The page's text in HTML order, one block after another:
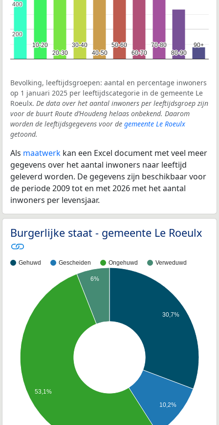
10-20
10-20
20-30
20-30
30-40
30-40
40-50
40-50
50-60
50-60
60-70
60-70
70-80
70-80
80-90
80-90
90+
90+
200
200
400
400
Bevolking, leeftijdsgroepen: aantal en percentage inwoners
op 1 januari 2025 per leeftijdscategorie in de gemeente Le
Roeulx. De data over het aantal inwoners per leeftijdsgroep zijn
voor de buurt Route d’Houdeng helaas onbekend. Daarom
worden de leeftijdsgegevens voor de gemeente Le Roeulx
getoond.
Als maatwerk kan een Excel document met veel meer
gegevens over het aantal inwoners naar leeftijd
geleverd worden. De gegevens zijn beschikbaar voor
de periode 2009 tot en met 2026 met het aantal
inwoners per levensjaar.
Burgerlijke staat - gemeente Le Roeulx
Gehuwd Gescheiden Ongehuwd Verweduwd
30,7%
10,2%
6%
53,1%